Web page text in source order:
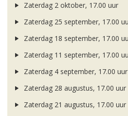
Zaterdag 2 oktober, 17.00 uur
Zaterdag 25 september, 17.00
Zaterdag 18 september, 17.00
Zaterdag 11 september, 17.00
Zaterdag 4 september, 17.00 uur
Zaterdag 28 augustus, 17.00 uur
Zaterdag 21 augustus, 17.00 uur